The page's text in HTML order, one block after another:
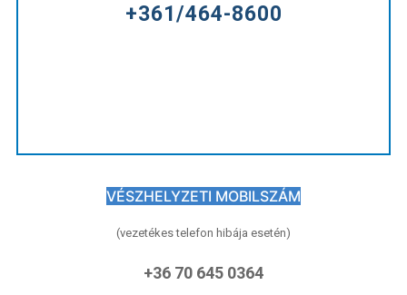
+361/464-8600
VÉSZHELYZETI MOBILSZÁM
(vezetékes telefon hibája esetén)
+36 70 645 0364